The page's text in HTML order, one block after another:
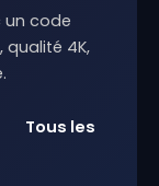
un code
qualité 4K,
Tous les